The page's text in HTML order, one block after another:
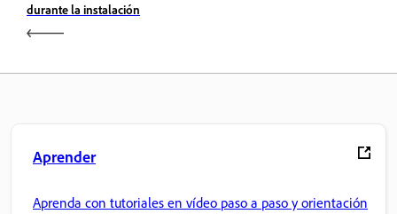
durante la instalación
Aprender
Aprenda con tutoriales en vídeo paso a paso y orientación